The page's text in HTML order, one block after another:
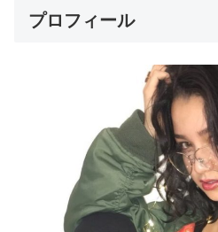
プロフィール